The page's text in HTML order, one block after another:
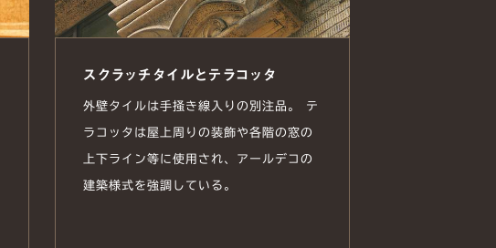
スクラッチタイルとテラコッタ
外壁タイルは手掻き線入りの別注品。 テ
ラコッタは屋上周りの装飾や各階の窓の
上下ライン等に使用され、アールデコの
建築様式を強調している。